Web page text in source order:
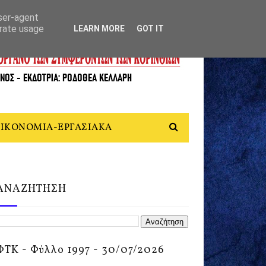
ΕΡΓΑΣΙΑΚΑ
- Φύλλο 1997 - 30/07/2026
agent
usage
LEARN MORE GOT IT